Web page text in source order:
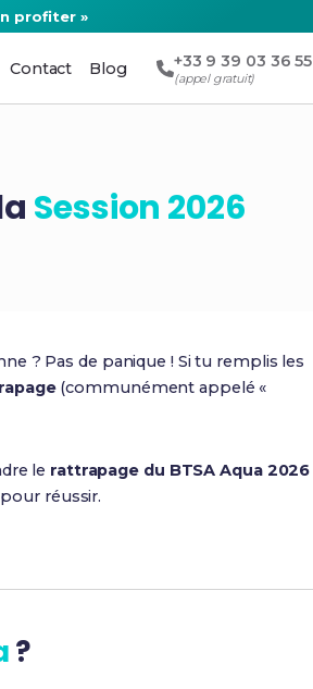
profiter »
Contact Blog +33 9 39 03 36 55
(appel gratuit)
Session 2026
? Pas de panique ! Si tu remplis les
(communément appelé «
le rattrapage du BTSA Aqua 2026
réussir.
?